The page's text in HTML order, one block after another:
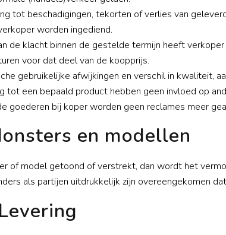
tot beschadigingen, tekorten of verlies van
worden ingediend.
de klacht binnen de gestelde termijn heeft
voor dat deel van de koopprijs.
gebruikelijke afwijkingen en verschil in kwaliteit,
tot een bepaald product hebben geen invloed op
goederen bij koper worden geen reclames meer
en modellen
of model getoond of verstrekt, dan wordt het
als partijen uitdrukkelijk zijn overeengekomen